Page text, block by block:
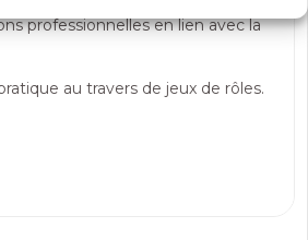
professionnelles en lien avec la
au travers de jeux de rôles.